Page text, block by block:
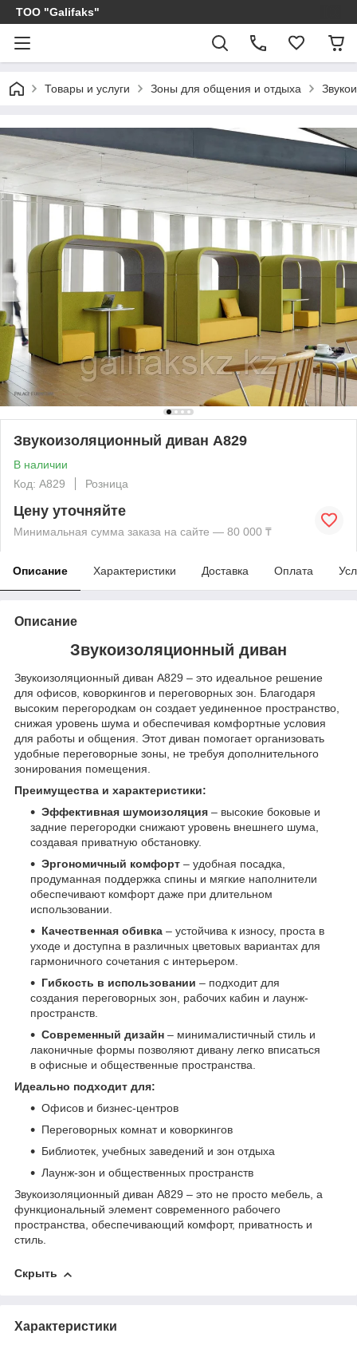
ТОО "Galifaks"
Товары и услуги Зоны для общения и отдыха
Звукоизоляционный диван A829
В наличии
Код: A829
Розница
Цену уточняйте
Минимальная сумма заказа на сайте — 80 000 ₸
Описание Характеристики Доставка Оплата
Описание
Звукоизоляционный диван
Звукоизоляционный диван A829 – это идеальное решение
для офисов, коворкингов и переговорных зон. Благодаря
высоким перегородкам он создает уединенное пространство,
снижая уровень шума и обеспечивая комфортные условия
для работы и общения. Этот диван помогает организовать
удобные переговорные зоны, не требуя дополнительного
зонирования помещения.
Преимущества и характеристики:
Эффективная шумоизоляция – высокие боковые и
задние перегородки снижают уровень внешнего шума,
создавая приватную обстановку.
Эргономичный комфорт – удобная посадка,
продуманная поддержка спины и мягкие наполнители
обеспечивают комфорт даже при длительном
использовании.
Качественная обивка – устойчива к износу, проста в
уходе и доступна в различных цветовых вариантах для
гармоничного сочетания с интерьером.
Гибкость в использовании – подходит для
создания переговорных зон, рабочих кабин и лаунж-
пространств.
Современный дизайн – минималистичный стиль и
лаконичные формы позволяют дивану легко вписаться
в офисные и общественные пространства.
Идеально подходит для:
Офисов и бизнес-центров
Переговорных комнат и коворкингов
Библиотек, учебных заведений и зон отдыха
Лаунж-зон и общественных пространств
Звукоизоляционный диван A829 – это не просто мебель, а
функциональный элемент современного рабочего
пространства, обеспечивающий комфорт, приватность и
стиль.
Скрыть
Характеристики